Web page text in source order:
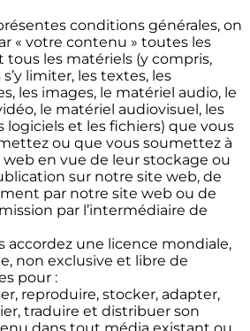
conditions générales, on
« votre contenu » toutes les
les matériels (y compris,
s’y limiter, les textes, les
les images, le matériel audio, le
le matériel audiovisuel, les
logiciels et les fichiers) que vous
ou que vous soumettez à
en vue de leur stockage ou
sur notre site web, de
par notre site web ou de
par l’intermédiaire de
accordez une licence mondiale,
non exclusive et libre de
pour :
reproduire, stocker, adapter,
traduire et distribuer son